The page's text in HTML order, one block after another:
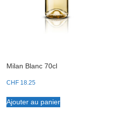
Milan Blanc 70cl
CHF 18.25
Ajouter au panier